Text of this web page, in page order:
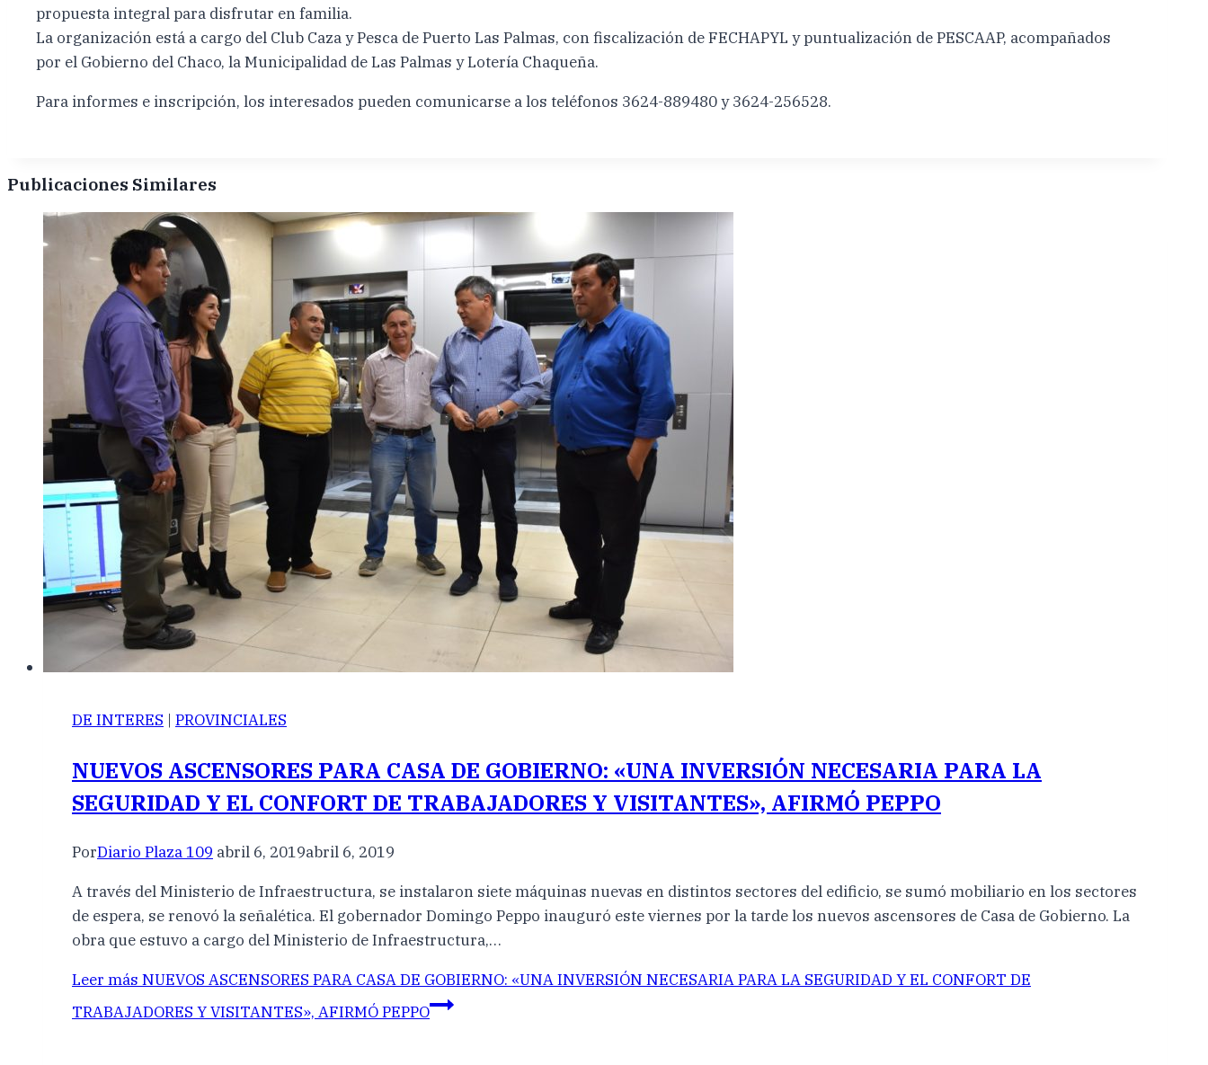
propuesta integral para disfrutar en familia.
La organización está a cargo del Club Caza y Pesca de Puerto Las Palmas, con fiscalización de FECHAPYL y puntualización de PESCAAP, acompañados
por el Gobierno del Chaco, la Municipalidad de Las Palmas y Lotería Chaqueña.
Para informes e inscripción, los interesados pueden comunicarse a los teléfonos 3624-889480 y 3624-256528.
Publicaciones Similares
DE INTERES | PROVINCIALES
NUEVOS ASCENSORES PARA CASA DE GOBIERNO: «UNA INVERSIÓN NECESARIA PARA LA
SEGURIDAD Y EL CONFORT DE TRABAJADORES Y VISITANTES», AFIRMÓ PEPPO
PorDiario Plaza 109 abril 6, 2019abril 6, 2019
A través del Ministerio de Infraestructura, se instalaron siete máquinas nuevas en distintos sectores del edificio, se sumó mobiliario en los sectores
de espera, se renovó la señalética. El gobernador Domingo Peppo inauguró este viernes por la tarde los nuevos ascensores de Casa de Gobierno. La
obra que estuvo a cargo del Ministerio de Infraestructura,…
Leer más NUEVOS ASCENSORES PARA CASA DE GOBIERNO: «UNA INVERSIÓN NECESARIA PARA LA SEGURIDAD Y EL CONFORT DE
TRABAJADORES Y VISITANTES», AFIRMÓ PEPPO